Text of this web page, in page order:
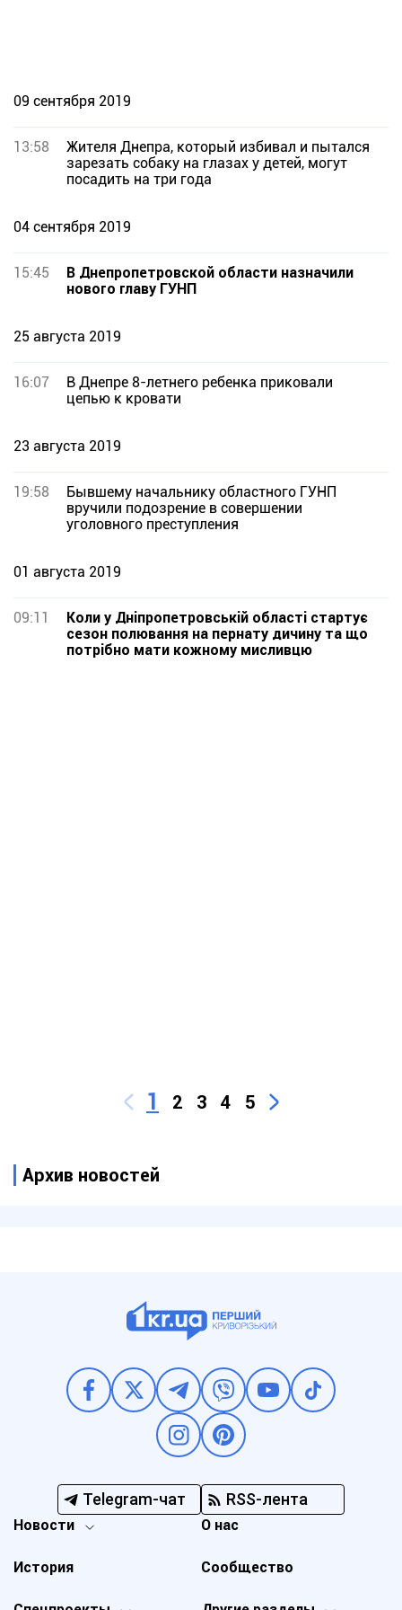
09 сентября 2019
13:58
Жителя Днепра, который избивал и пытался
зарезать собаку на глазах у детей, могут
посадить на три года
04 сентября 2019
15:45
В Днепропетровской области назначили
нового главу ГУНП
25 августа 2019
16:07
В Днепре 8-летнего ребенка приковали
цепью к кровати
23 августа 2019
19:58
Бывшему начальнику областного ГУНП
вручили подозрение в совершении
уголовного преступления
01 августа 2019
09:11
Коли у Дніпропетровській області стартує
сезон полювання на пернату дичину та що
потрібно мати кожному мисливцю
1 2 3 4 5
Архив новостей
Telegram-чат RSS-лента
Новости
История
О нас
Сообщество